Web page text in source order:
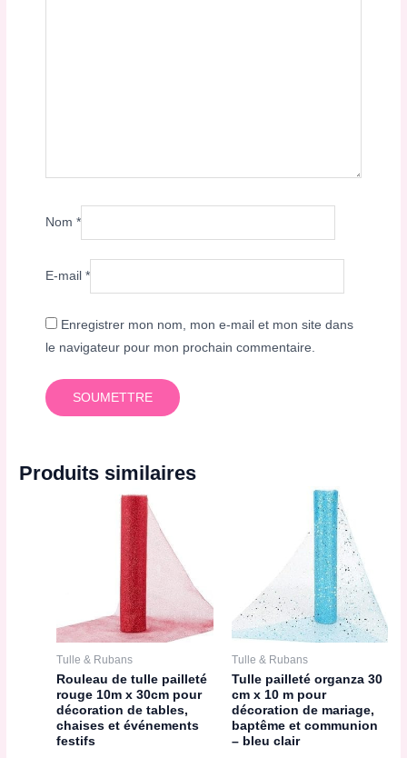
Nom*
E-mail*
Enregistrer mon nom, mon e-mail et mon site dans
le navigateur pour mon prochain commentaire.
Produits similaires
Tulle & Rubans
Rouleau de tulle pailleté
rouge 10m x 30cm pour
décoration de tables,
chaises et événements
festifs
Tulle & Rubans
Tulle pailleté organza 30
cm x 10 m pour
décoration de mariage,
baptême et communion
– bleu clair